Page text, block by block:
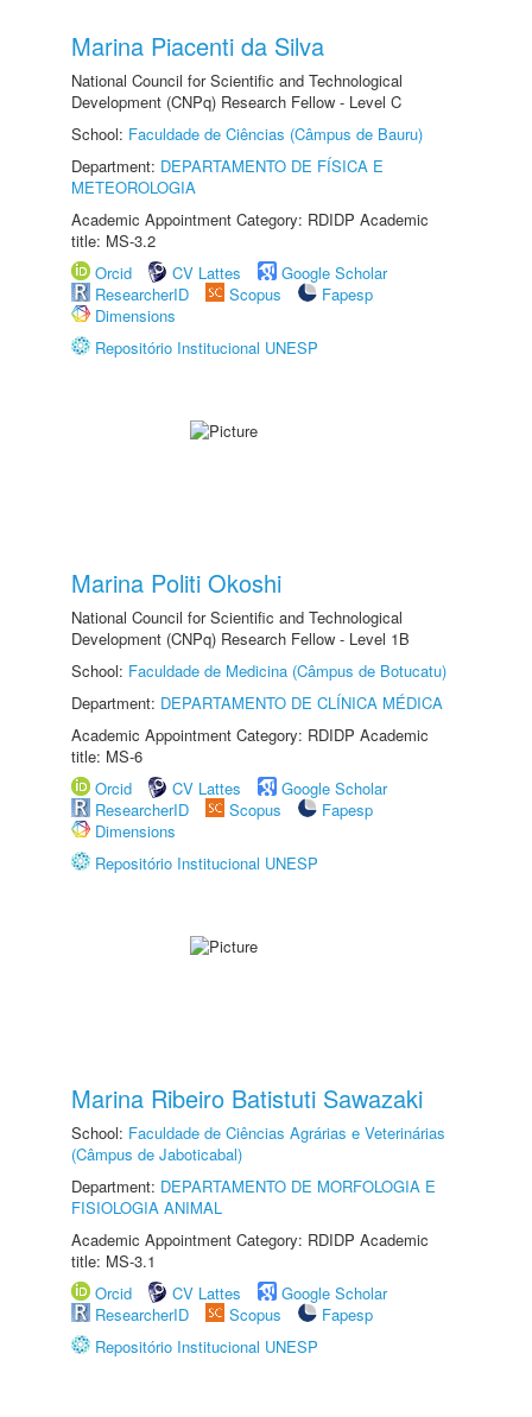
Marina Piacenti da Silva
National Council for Scientific and Technological
Development (CNPq) Research Fellow - Level C
School: Faculdade de Ciências (Câmpus de Bauru)
Department: DEPARTAMENTO DE FÍSICA E
METEOROLOGIA
Academic Appointment Category: RDIDP Academic
title: MS-3.2
Orcid
CV Lattes
Google Scholar
ResearcherID
Scopus
Fapesp
Dimensions
Repositório Institucional UNESP
Marina Politi Okoshi
National Council for Scientific and Technological
Development (CNPq) Research Fellow - Level 1B
School: Faculdade de Medicina (Câmpus de Botucatu)
Department: DEPARTAMENTO DE CLÍNICA MÉDICA
Academic Appointment Category: RDIDP Academic
title: MS-6
Orcid
CV Lattes
Google Scholar
ResearcherID
Scopus
Fapesp
Dimensions
Repositório Institucional UNESP
Marina Ribeiro Batistuti Sawazaki
School: Faculdade de Ciências Agrárias e Veterinárias
(Câmpus de Jaboticabal)
Department: DEPARTAMENTO DE MORFOLOGIA E
FISIOLOGIA ANIMAL
Academic Appointment Category: RDIDP Academic
title: MS-3.1
Orcid
CV Lattes
Google Scholar
ResearcherID
Scopus
Fapesp
Repositório Institucional UNESP